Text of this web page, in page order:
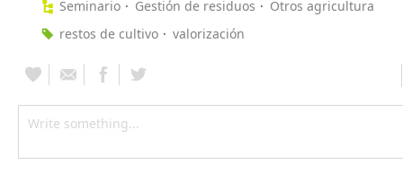
Seminario Gestión de residuos
Otros agricultura
restos de cultivo
valorización